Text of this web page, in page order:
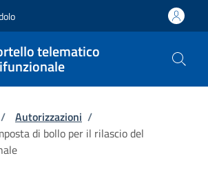
telematico
pane
/ Autorizzazioni /
di bollo per il rilascio del